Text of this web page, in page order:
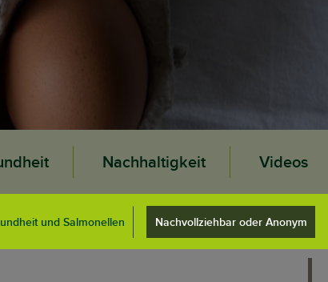
Nachhaltigkeit Videos
und Salmonellen Nachvollziehbar oder Anonym